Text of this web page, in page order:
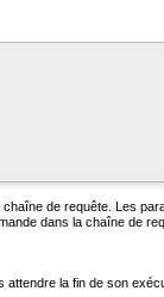
de requête. Les
dans la chaîne de
la fin de son